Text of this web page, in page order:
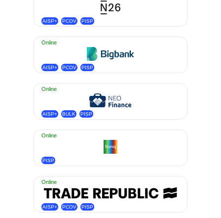
AISP+ PCOV PISP
Online
AISP+ PCOV PISP
Online
AISP+ BULK PISP
Online
PISP
Online
AISP+ PCOV PISP